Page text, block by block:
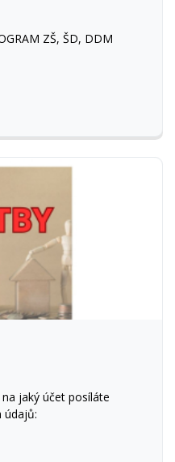
ZŠ, ŠD, DDM
jaký účet posíláte
údajů: